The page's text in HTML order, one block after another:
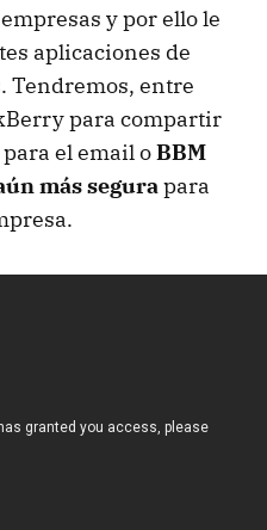
y por ello le
aplicaciones de
Tendremos, entre
para compartir
el email oBBM
más segurapara